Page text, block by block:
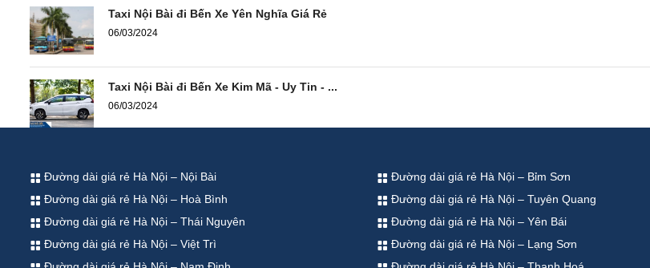
Taxi Nội Bài đi Bến Xe Yên Nghĩa Giá Rẻ
06/03/2024
Taxi Nội Bài đi Bến Xe Kim Mã - Uy Tin - ...
06/03/2024
Đường dài giá rẻ Hà Nội – Nội Bài
Đường dài giá rẻ Hà Nội – Hoà Bình
Đường dài giá rẻ Hà Nội – Thái Nguyên
Đường dài giá rẻ Hà Nội – Việt Trì
Đường dài giá rẻ Hà Nội – Bỉm Sơn
Đường dài giá rẻ Hà Nội – Tuyên Quang
Đường dài giá rẻ Hà Nội – Yên Bái
Đường dài giá rẻ Hà Nội – Lạng Sơn